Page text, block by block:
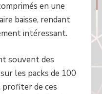
en une
baisse, rendant
intéressant.
souvent des
les packs de 100
profiter de ces